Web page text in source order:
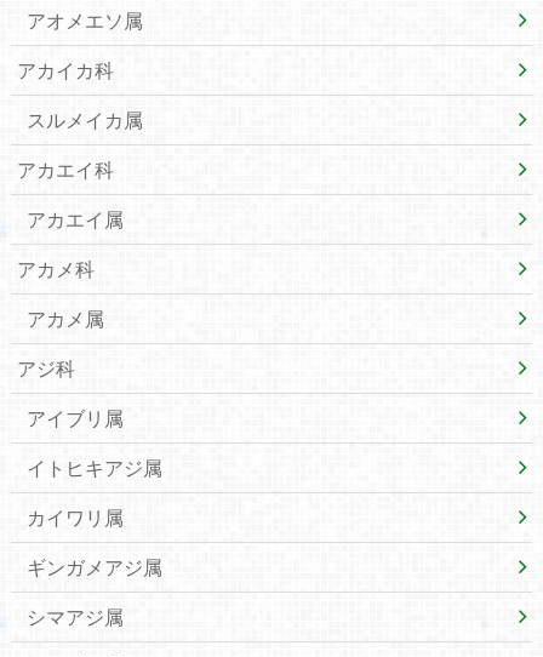
アオメエソ属
アカイカ科
スルメイカ属
アカエイ科
アカエイ属
アカメ科
アカメ属
アジ科
アイブリ属
イトヒキアジ属
カイワリ属
ギンガメアジ属
シマアジ属